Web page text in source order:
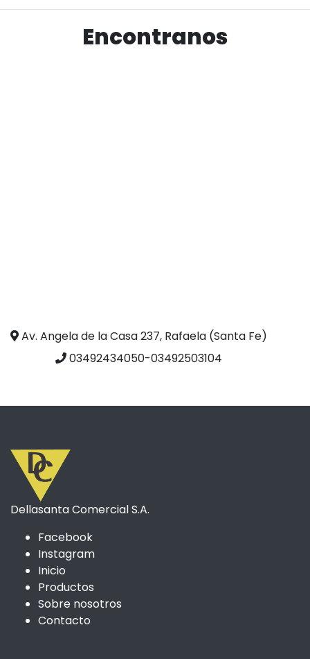
Ver producto
Encontranos
Av. Angela de la Casa 237, Rafaela (Santa Fe)
03492434050-03492503104
Dellasanta Comercial S.A.
Facebook
Instagram
Inicio
Productos
Sobre nosotros
Contacto